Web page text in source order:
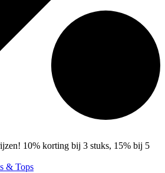
10% korting bij 3 stuks, 15% bij 5
& Tops